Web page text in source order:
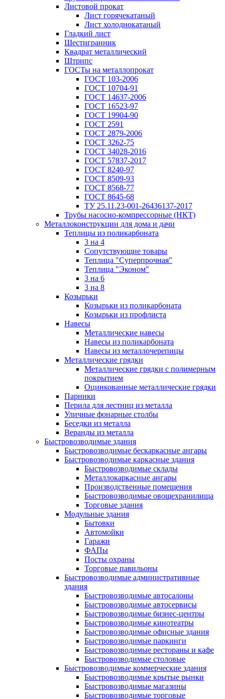
Листовой прокат
Лист горячекатаный
Лист холоднокатаный
Гладкий лист
Шестигранник
Квадрат металлический
Штрипс
ГОСТы на металлопрокат
ГОСТ 103-2006
ГОСТ 10704-91
ГОСТ 14637-2006
ГОСТ 16523-97
ГОСТ 19904-90
ГОСТ 2591
ГОСТ 2879-2006
ГОСТ 3262-75
ГОСТ 34028-2016
ГОСТ 57837-2017
ГОСТ 8240-97
ГОСТ 8509-93
ГОСТ 8568-77
ГОСТ 8645-68
ТУ 25.11.23-001-26436137-2017
Трубы насосно-компрессорные (НКТ)
Металлоконструкции для дома и дачи
Теплицы из поликарбоната
3 на 4
Сопутствующие товары
Теплица "Суперпрочная"
Теплица "Эконом"
3 на 6
3 на 8
Козырьки
Козырьки из поликарбоната
Козырьки из профлиста
Навесы
Металлические навесы
Навесы из поликарбоната
Навесы из металлочерепицы
Металлические грядки
Металлические грядки с полимерным
покрытием
Оцинкованные металлические грядки
Парники
Перила для лестниц из металла
Уличные фонарные столбы
Беседки из металла
Веранды из металла
Быстровозводимые здания
Быстровозводимые бескаркасные ангары
Быстровозводимые каркасные здания
Быстровозводимые склады
Металлокаркасные ангары
Производственные помещения
Быстровозводимые овощехранилища
Торговые здания
Модульные здания
Бытовки
Автомойки
Гаражи
ФАПы
Посты охраны
Торговые павильоны
Быстровозводимые административные
здания
Быстровозводимые автосалоны
Быстровозводимые автосервисы
Быстровозводимые бизнес-центры
Быстровозводимые кинотеатры
Быстровозводимые офисные здания
Быстровозводимые паркинги
Быстровозводимые рестораны и кафе
Быстровозводимые столовые
Быстровозводимые коммерческие здания
Быстровозводимые крытые рынки
Быстровозводимые магазины
Быстровозводимые торговые